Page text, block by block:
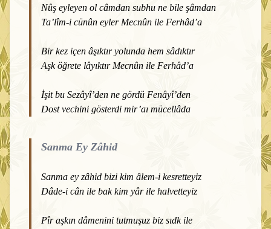
Nûş eyleyen ol câmdan subhu ne bile şâmdan
Ta’lîm-i cünûn eyler Mecnûn ile Ferhâd’a
Bir kez içen âşıktır yolunda hem sâdıktır
Aşk öğrete lâyıktır Mecnûn ile Ferhâd’a
İşit bu Sezâyî’den ne gördü Fenâyî’den
Dost vechini gösterdi mir’aı mücellâda
Sanma Ey Zâhid
Sanma ey zâhid bizi kim âlem-i kesretteyiz
Dâde-i cân ile bak kim yâr ile halvetteyiz
Pîr aşkın dâmenini tutmuşuz biz sıdk ile